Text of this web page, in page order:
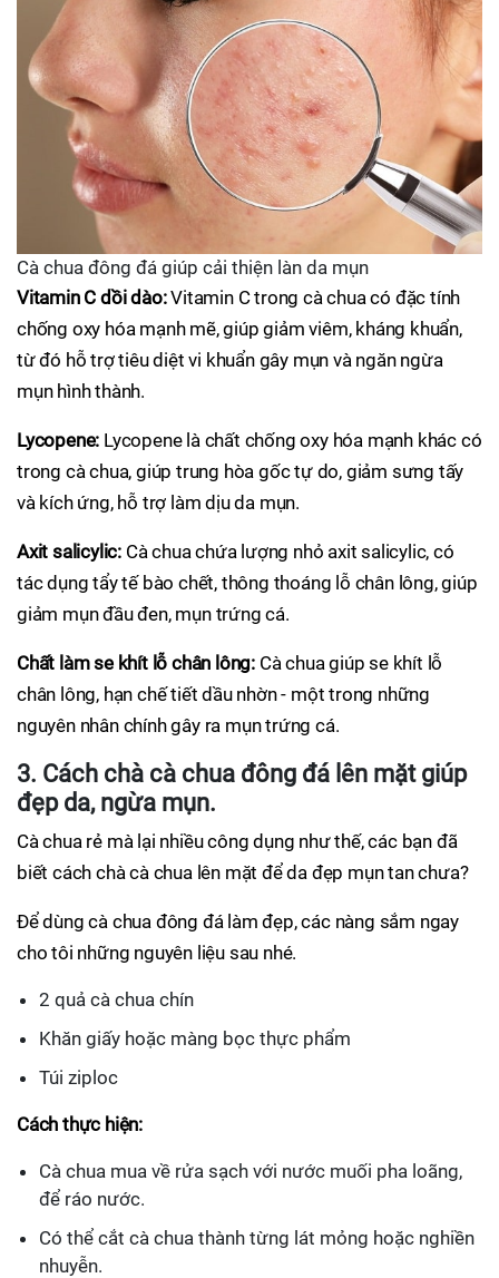
Cà chua đông đá giúp cải thiện làn da mụn
Vitamin C dồi dào:Vitamin C trong cà chua có đặc tính
chống oxy hóa mạnh mẽ, giúp giảm viêm, kháng khuẩn,
từ đó hỗ trợ tiêu diệt vi khuẩn gây mụn và ngăn ngừa
mụn hình thành.
Lycopene: Lycopene là chất chống oxy hóa mạnh khác có
trong cà chua, giúp trung hòa gốc tự do, giảm sưng tấy
và kích ứng, hỗ trợ làm dịu da mụn.
Axit salicylic: Cà chua chứa lượng nhỏ axit salicylic, có
tác dụng tẩy tế bào chết, thông thoáng lỗ chân lông, giúp
giảm mụn đầu đen, mụn trứng cá.
Chất làm se khít lỗ chân lông: Cà chua giúp se khít lỗ
chân lông, hạn chế tiết dầu nhờn - một trong những
nguyên nhân chính gây ra mụn trứng cá.
3. Cách chà cà chua đông đá lên mặt giúp
đẹp da, ngừa mụn.
Cà chua rẻ mà lại nhiều công dụng như thế, các bạn đã
biết cách chà cà chua lên mặt để da đẹp mụn tan chưa?
Để dùng cà chua đông đá làm đẹp, các nàng sắm ngay
cho tôi những nguyên liệu sau nhé.
2 quả cà chua chín
Khăn giấy hoặc màng bọc thực phẩm
Túi ziploc
Cách thực hiện:
Cà chua mua về rửa sạch với nước muối pha loãng,
để ráo nước.
Có thể cắt cà chua thành từng lát mỏng hoặc nghiền
nhuyễn.